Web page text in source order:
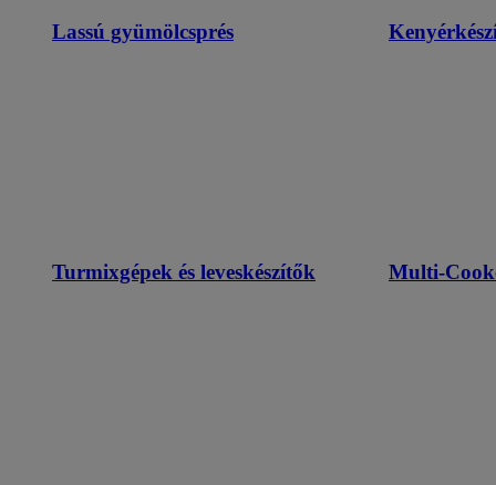
Lassú gyümölcsprés
Turmixgépek és leveskészítők Multi-